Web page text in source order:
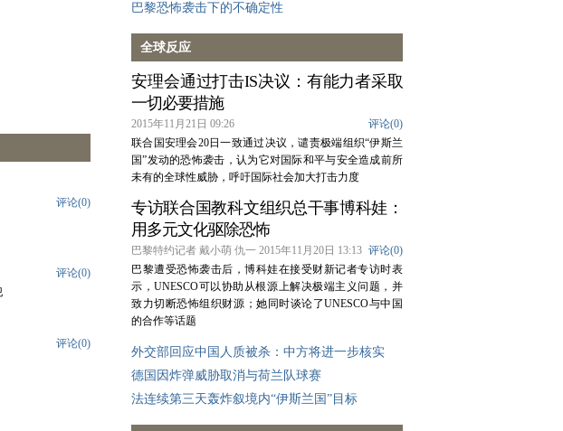
评论(0)
评论(0)
评论(0)
巴黎恐怖袭击下的不确定性
全球反应
安理会通过打击IS决议：有能力者采取
一切必要措施
评论(0)
2015年11月21日 09:26
联合国安理会20日一致通过决议，谴责极端组织“伊斯兰
国”发动的恐怖袭击，认为它对国际和平与安全造成前所
未有的全球性威胁，呼吁国际社会加大打击力度
专访联合国教科文组织总干事博科娃：
用多元文化驱除恐怖
评论(0)
巴黎特约记者 戴小萌 仇一 2015年11月20日 13:13
巴黎遭受恐怖袭击后，博科娃在接受财新记者专访时表
示，UNESCO可以协助从根源上解决极端主义问题，并
致力切断恐怖组织财源；她同时谈论了UNESCO与中国
的合作等话题
外交部回应中国人质被杀：中方将进一步核实
德国因炸弹威胁取消与荷兰队球赛
法连续第三天轰炸叙境内“伊斯兰国”目标